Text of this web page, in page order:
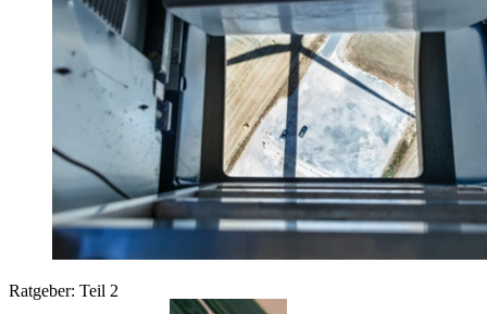
Ratgeber: Teil 2